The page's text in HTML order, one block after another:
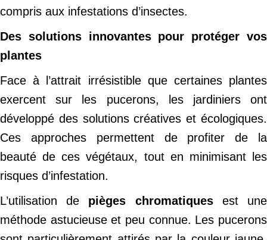
compris aux infestations d’insectes.
Des solutions innovantes pour protéger vos
plantes
Face à l’attrait irrésistible que certaines plantes
exercent sur les pucerons, les jardiniers ont
développé des solutions créatives et écologiques.
Ces approches permettent de profiter de la
beauté de ces végétaux, tout en minimisant les
risques d’infestation.
L’utilisation de pièges chromatiquesest une
méthode astucieuse et peu connue. Les pucerons